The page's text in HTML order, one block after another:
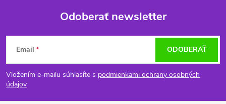
Z
á
p
Odoberať newsletter
Email
Vložením e-mailu súhlasíte s podmienkami ochrany osobných
údajov
ODOBERAŤ